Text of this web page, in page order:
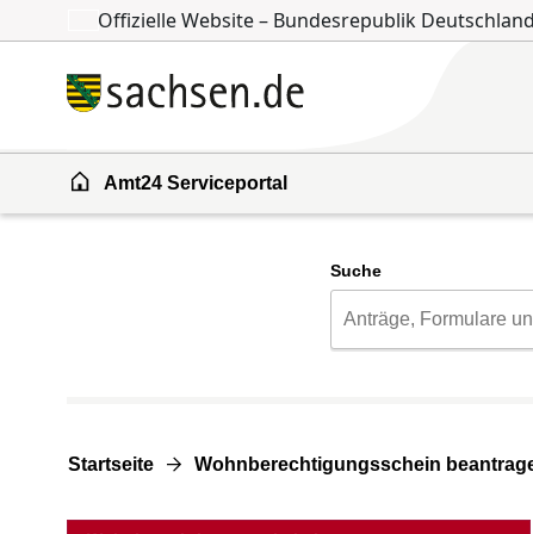
Zum Inhalt springen
Zur Suche springen
Offizielle Website – Bundesrepublik Deutschland
Amt24 Serviceportal
Suche
Startseite Wohnberechtigungsschein